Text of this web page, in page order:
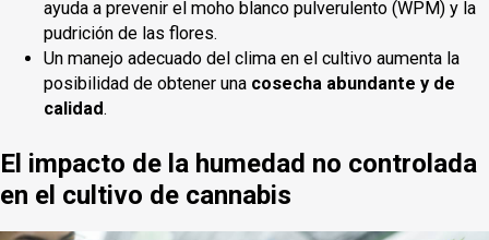
ayuda a prevenir el moho blanco pulverulento (WPM) y la
pudrición de las flores.
Un manejo adecuado del clima en el cultivo aumenta la
posibilidad de obtener una cosecha abundante y de
calidad.
El impacto de la humedad no controlada
en el cultivo de cannabis